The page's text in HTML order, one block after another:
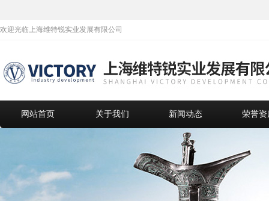
欢迎光临上海维特锐实业发展有限公司
网站首页 关于我们 新闻动态 荣誉资